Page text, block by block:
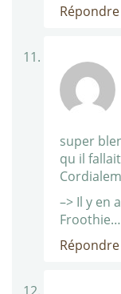
Répondre
super
qu il
–> Il y en
Froothie…
Répondre